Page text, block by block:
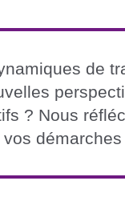
de
? Nous
vos